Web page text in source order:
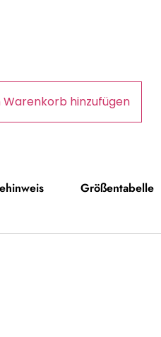
Warenkorb hinzufügen
Größentabelle